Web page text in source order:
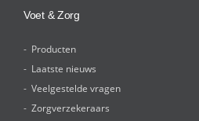
Voet & Zorg
Producten
Laatste nieuws
Veelgestelde vragen
Zorgverzekeraars